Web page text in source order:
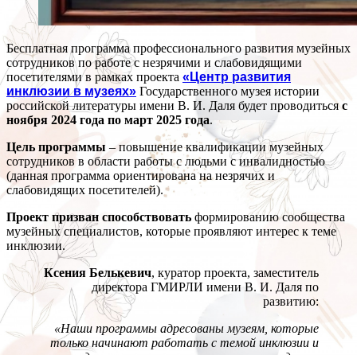
Бесплатная программа профессионального развития музейных
сотрудников по работе с незрячими и слабовидящими
посетителями в рамках проекта «Центр развития
инклюзии в музеях» Государственного музея истории
российской литературы имени В. И. Даля будет проводитьсяс
ноября 2024 года по март 2025 года.
Цель программы – повышение квалификации музейных
сотрудников в области работы с людьми с инвалидностью
(данная программа ориентирована на незрячих и
слабовидящих посетителей).
Проект призван способствовать формированию сообщества
музейных специалистов, которые проявляют интерес к теме
инклюзии.
Ксения Белькевич, куратор проекта, заместитель
директора ГМИРЛИ имени В. И. Даля по
развитию:
«Наши программы адресованы музеям, которые
только начинают работать с темой инклюзии и